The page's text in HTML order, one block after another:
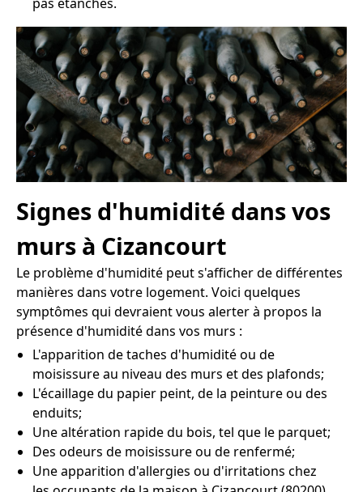
Signes d'humidité dans vos
murs à Cizancourt
Le problème d'humidité peut s'afficher de différentes
manières dans votre logement. Voici quelques
symptômes qui devraient vous alerter à propos la
présence d'humidité dans vos murs :
L'apparition de taches d'humidité ou de
moisissure au niveau des murs et des plafonds;
L'écaillage du papier peint, de la peinture ou des
enduits;
Une altération rapide du bois, tel que le parquet;
Des odeurs de moisissure ou de renfermé;
Une apparition d'allergies ou d'irritations chez